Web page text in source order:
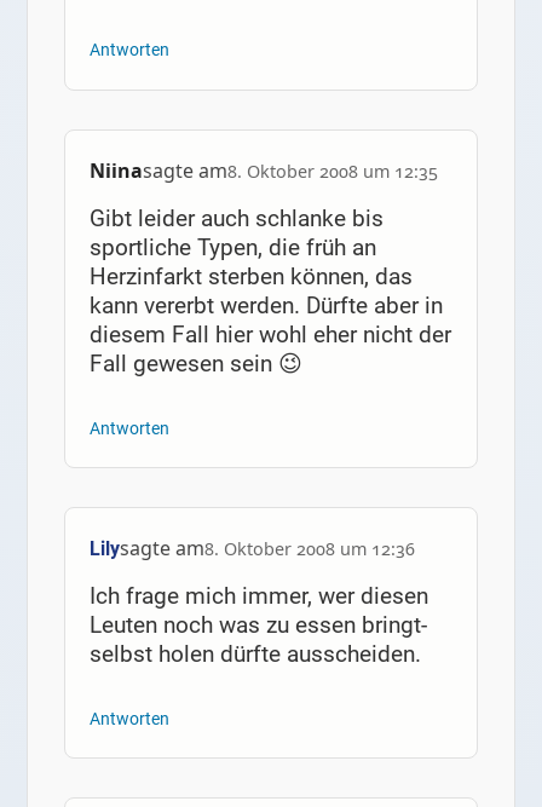
Antworten
Niinasagte am8. Oktober 2008 um 12:35
Gibt leider auch schlanke bis
sportliche Typen, die früh an
Herzinfarkt sterben können, das
kann vererbt werden. Dürfte aber in
diesem Fall hier wohl eher nicht der
Fall gewesen sein 😉
Antworten
Lilysagte am8. Oktober 2008 um 12:36
Ich frage mich immer, wer diesen
Leuten noch was zu essen bringt-
selbst holen dürfte ausscheiden.
Antworten